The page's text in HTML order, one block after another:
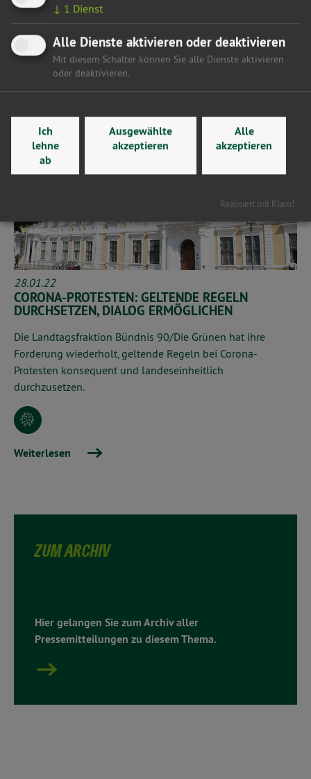
Weiterlesen
28.01.22
CORONA-PROTESTEN: GELTENDE REGELN
DURCHSETZEN, DIALOG ERMÖGLICHEN
Die Landtagsfraktion Bündnis 90/Die Grünen hat ihre
Forderung wiederholt, geltende Regeln bei Corona-
Protesten konsequent und landeseinheitlich
durchzusetzen.
Weiterlesen
ZUM ARCHIV
Hier gelangen Sie zum Archiv aller
Pressemitteilungen zu diesem Thema.
↓ 1 Dienst
Alle Dienste aktivieren oder deaktivieren
Mit diesem Schalter können Sie alle Dienste aktivieren
oder deaktivieren.
Ich
lehne
ab
Ausgewählte
akzeptieren
Alle
akzeptieren
Realisiert mit Klaro!